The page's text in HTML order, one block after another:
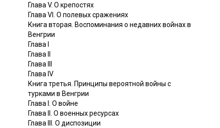
Глава V. О крепостях
Глава VI. О полевых сражениях
Книга вторая. Воспоминания о недавних войнах в
Венгрии
Глава I
Глава II
Глава III
Глава IV
Книга третья. Принципы вероятной войны с
турками в Венгрии
Глава I. О войне
Глава II. О военных ресурсах
Глава III. О диспозиции